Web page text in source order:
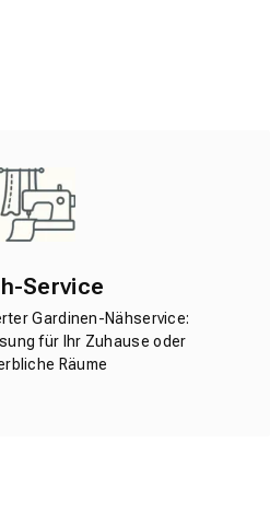
Service
Gardinen-Nähservice:
für Ihr Zuhause oder
Räume